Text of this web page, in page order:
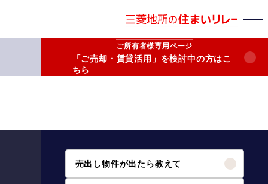
ご所有者様専用ページ
「ご売却・賃貸活用」を検討中の方はこ
ちら
売出し物件が出たら教えて